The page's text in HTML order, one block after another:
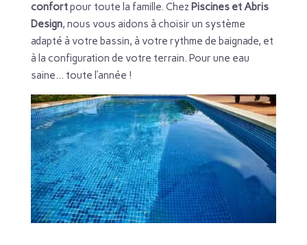
confortpour toute la famille. Chez Piscines et Abris
Design, nous vous aidons à choisir un système
adapté à votre bassin, à votre rythme de baignade, et
à la configuration de votre terrain. Pour une eau
saine… toute l’année !